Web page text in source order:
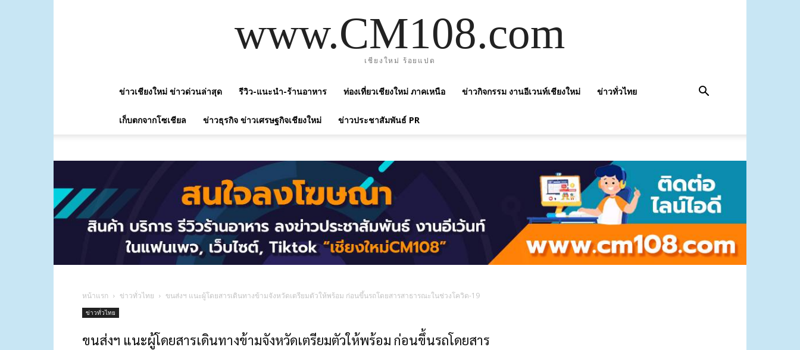
www.CM108.com
เชียงใหม่ ร้อยแปด
ข่าวเชียงใหม่ ข่าวด่วนล่าสุด รีวิว-แนะนำ-ร้านอาหาร ท่องเที่ยวเชียงใหม่ ภาคเหนือ ข่าวกิจกรรม งานอีเวนท์เชียงใหม่ ข่าวทั่วไทย
เก็บตกจากโซเชียล ข่าวธุรกิจ ข่าวเศรษฐกิจเชียงใหม่ ข่าวประชาสัมพันธ์ PR
หน้าแรก ข่าวทั่วไทย ขนส่งฯ แนะผู้โดยสารเดินทางข้ามจังหวัดเตรียมตัวให้พร้อม ก่อนขึ้นรถโดยสารสาธารณะในช่วงโควิด-19
ข่าวทั่วไทย
ขนส่งฯ แนะผู้โดยสารเดินทางข้ามจังหวัดเตรียมตัวให้พร้อม ก่อนขึ้นรถโดยสาร